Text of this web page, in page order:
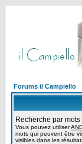
Forums il Campiello
Recherche par mots
Vous pouvez utiliser
mots qui peuvent être
visibles dans les